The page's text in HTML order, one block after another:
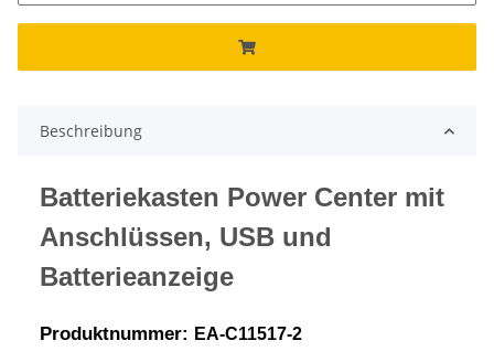
Beschreibung
Batteriekasten Power Center mit
Anschlüssen, USB und
Batterieanzeige
Produktnummer: EA-C11517-2